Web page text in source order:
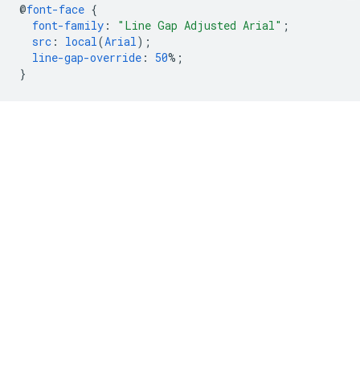
@font-face {
font-family : "Line Gap Adjusted Arial" ;
src : local (Arial );
line-gap-override : 50%;
}